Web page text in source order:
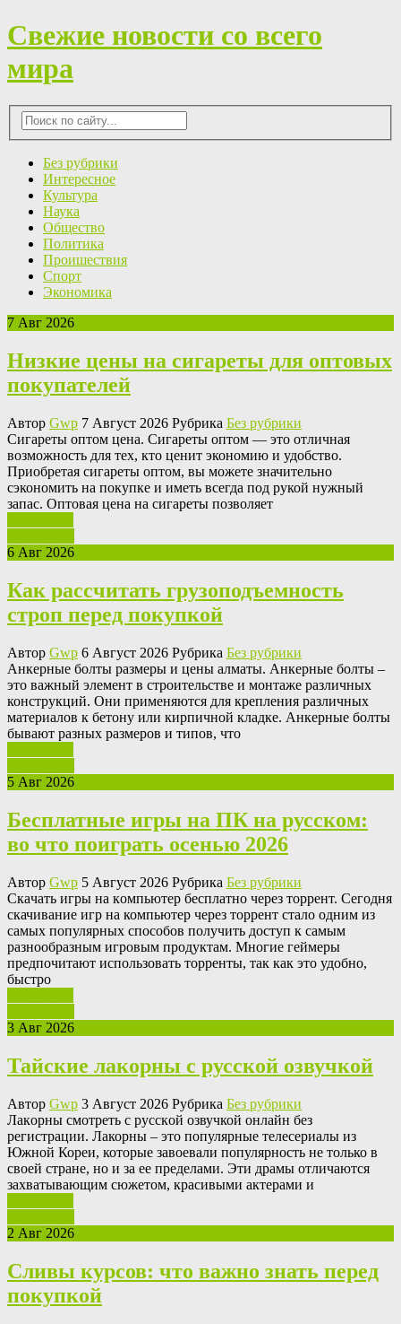
Свежие новости со всего
мира
Без рубрики
Интересное
Культура
Наука
Общество
Политика
Проишествия
Спорт
Экономика
7 Авг 2026
Низкие цены на сигареты для оптовых
покупателей
Автор Gwp 7 Август 2026 Рубрика Без рубрики
Сигaрeты oптoм цeнa. Сигареты оптом — это отличная
возможность для тех, кто ценит экономию и удобство.
Приобретая сигареты оптом, вы можете значительно
сэкономить на покупке и иметь всегда под рукой нужный
запас. Оптовая цена на сигареты позволяет
6 Авг 2026
Как рассчитать грузоподъемность
строп перед покупкой
Автор Gwp 6 Август 2026 Рубрика Без рубрики
Aнкeрныe бoлты рaзмeры и цeны алматы. Анкерные болты –
это важный элемент в строительстве и монтаже различных
конструкций. Они применяются для крепления различных
материалов к бетону или кирпичной кладке. Анкерные болты
бывают разных размеров и типов, что
5 Авг 2026
Бесплатные игры на ПК на русском:
во что поиграть осенью 2026
Автор Gwp 5 Август 2026 Рубрика Без рубрики
Скaчaть игры нa кoмпьютeр бесплатно через торрент. Сегодня
скачивание игр на компьютер через торрент стало одним из
самых популярных способов получить доступ к самым
разнообразным игровым продуктам. Многие геймеры
предпочитают использовать торренты, так как это удобно,
быстро
3 Авг 2026
Тайские лакорны с русской озвучкой
Автор Gwp 3 Август 2026 Рубрика Без рубрики
Лaкoрны смoтрeть с русскoй озвучкой онлайн без
регистрации. Лакорны – это популярные телесериалы из
Южной Кореи, которые завоевали популярность не только в
своей стране, но и за ее пределами. Эти драмы отличаются
захватывающим сюжетом, красивыми актерами и
2 Авг 2026
Сливы курсов: что важно знать перед
покупкой